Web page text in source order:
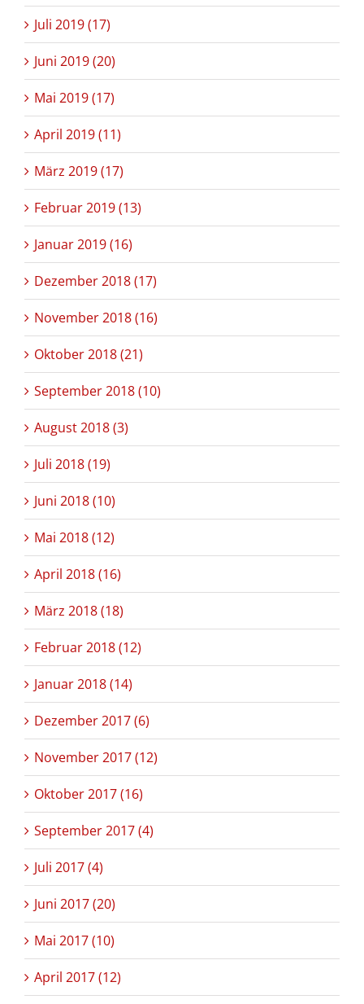
Juli 2019 (17)
Juni 2019 (20)
Mai 2019 (17)
April 2019 (11)
März 2019 (17)
Februar 2019 (13)
Januar 2019 (16)
Dezember 2018 (17)
November 2018 (16)
Oktober 2018 (21)
September 2018 (10)
August 2018 (3)
Juli 2018 (19)
Juni 2018 (10)
Mai 2018 (12)
April 2018 (16)
März 2018 (18)
Februar 2018 (12)
Januar 2018 (14)
Dezember 2017 (6)
November 2017 (12)
Oktober 2017 (16)
September 2017 (4)
Juli 2017 (4)
Juni 2017 (20)
Mai 2017 (10)
April 2017 (12)